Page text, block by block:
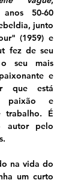
50-60
junto
(1959) e
fez de seu
seu mais
e
que está
paixão e
trabalho. É
autor pelo
na vida do
um curto